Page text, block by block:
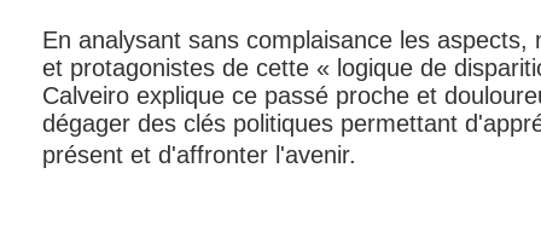
En analysant sans complaisance les aspects,
et protagonistes de cette « logique de
Calveiro explique ce passé proche et
dégager des clés politiques permettant
présent et d'affronter l'avenir.